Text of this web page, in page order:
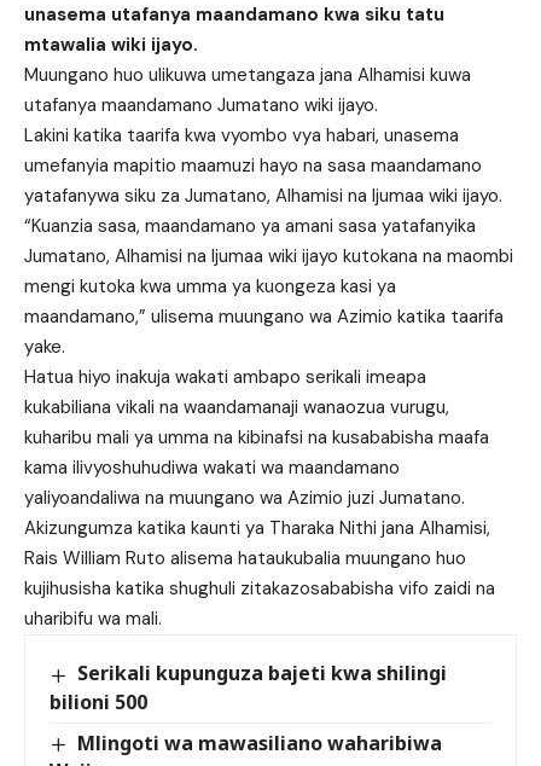
unasema utafanya maandamano kwa siku tatu
mtawalia wiki ijayo.
Muungano huo ulikuwa umetangaza jana Alhamisi kuwa
utafanya maandamano Jumatano wiki ijayo.
Lakini katika taarifa kwa vyombo vya habari, unasema
umefanyia mapitio maamuzi hayo na sasa maandamano
yatafanywa siku za Jumatano, Alhamisi na Ijumaa wiki ijayo.
“Kuanzia sasa, maandamano ya amani sasa yatafanyika
Jumatano, Alhamisi na Ijumaa wiki ijayo kutokana na maombi
mengi kutoka kwa umma ya kuongeza kasi ya
maandamano,” ulisema muungano wa Azimio katika taarifa
yake.
Hatua hiyo inakuja wakati ambapo serikali imeapa
kukabiliana vikali na waandamanaji wanaozua vurugu,
kuharibu mali ya umma na kibinafsi na kusababisha maafa
kama ilivyoshuhudiwa wakati wa maandamano
yaliyoandaliwa na muungano wa Azimio juzi Jumatano.
Akizungumza katika kaunti ya Tharaka Nithi jana Alhamisi,
Rais William Ruto alisema hataukubalia muungano huo
kujihusisha katika shughuli zitakazosababisha vifo zaidi na
uharibifu wa mali.
Serikali kupunguza bajeti kwa shilingi
bilioni 500
Mlingoti wa mawasiliano waharibiwa